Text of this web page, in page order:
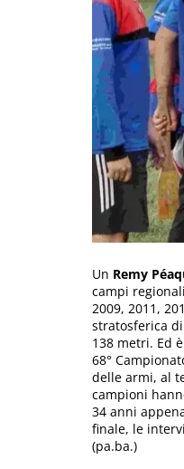
Un Remy
campi
2009, 2011,
stratosferica
138 metri. Ed
68°
delle armi, al
campioni
34 anni
finale, le
(pa.ba.)